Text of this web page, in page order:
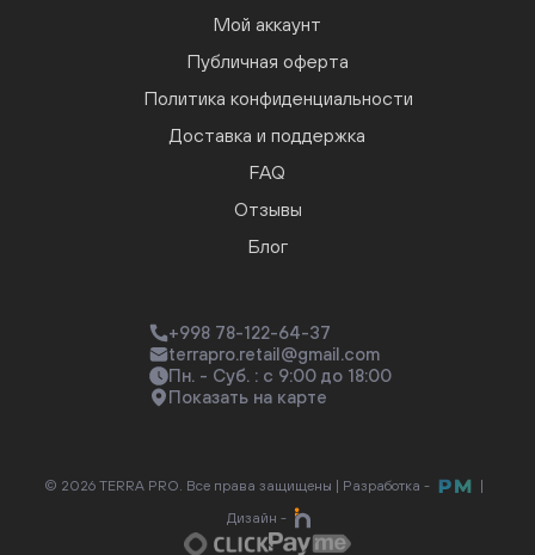
Мой аккаунт
Публичная оферта
Политика конфиденциальности
Доставка и поддержка
FAQ
Отзывы
Блог
+998 78-122-64-37
terrapro.retail@gmail.com
Пн. - Суб. : с 9:00 до 18:00
Показать на карте
© 2026 TERRA PRO. Все права защищены | Разработка -
Дизайн -